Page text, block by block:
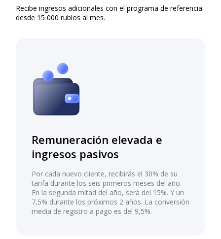
Recibe ingresos adicionales con el programa de referencia
desde 15 000 rublos al mes.
Remuneración elevada e
ingresos pasivos
Por cada nuevo cliente, recibirás el 30% de su
tarifa durante los seis primeros meses del año.
En la segunda mitad del año, será del 15%. Y un
7,5% durante los próximos 2 años. La conversión
media de registro a pago es del 9,5%.